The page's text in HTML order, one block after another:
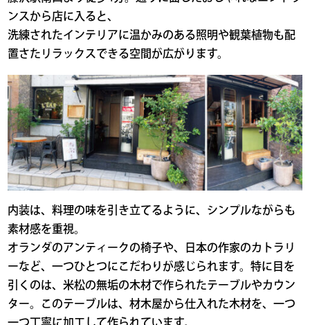
ンスから店に入ると、
洗練されたインテリアに温かみのある照明や観葉植物も配
置さたリラックスできる空間が広がります。
内装は、料理の味を引き立てるように、シンプルながらも
素材感を重視。
オランダのアンティークの椅子や、日本の作家のカトラリ
ーなど、一つひとつにこだわりが感じられます。特に目を
引くのは、米松の無垢の木材で作られたテーブルやカウン
ター。このテーブルは、材木屋から仕入れた木材を、一つ